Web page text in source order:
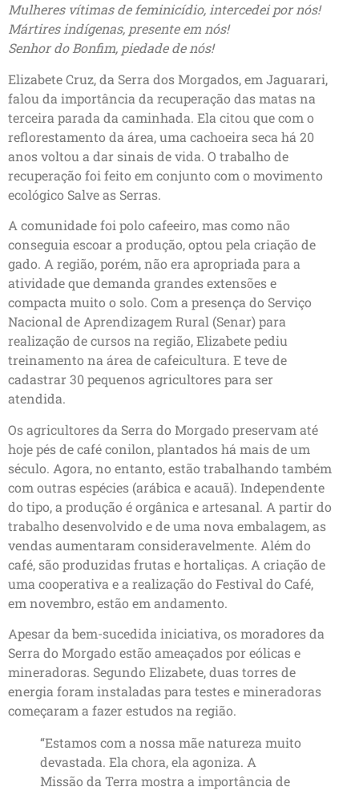
Mulheres vítimas de feminicídio, intercedei por nós!
Mártires indígenas, presente em nós!
Senhor do Bonfim, piedade de nós!
Elizabete Cruz, da Serra dos Morgados, em Jaguarari,
falou da importância da recuperação das matas na
terceira parada da caminhada. Ela citou que com o
reflorestamento da área, uma cachoeira seca há 20
anos voltou a dar sinais de vida. O trabalho de
recuperação foi feito em conjunto com o movimento
ecológico Salve as Serras.
A comunidade foi polo cafeeiro, mas como não
conseguia escoar a produção, optou pela criação de
gado. A região, porém, não era apropriada para a
atividade que demanda grandes extensões e
compacta muito o solo. Com a presença do Serviço
Nacional de Aprendizagem Rural (Senar) para
realização de cursos na região, Elizabete pediu
treinamento na área de cafeicultura. E teve de
cadastrar 30 pequenos agricultores para ser
atendida.
Os agricultores da Serra do Morgado preservam até
hoje pés de café conilon, plantados há mais de um
século. Agora, no entanto, estão trabalhando também
com outras espécies (arábica e acauã). Independente
do tipo, a produção é orgânica e artesanal. A partir do
trabalho desenvolvido e de uma nova embalagem, as
vendas aumentaram consideravelmente. Além do
café, são produzidas frutas e hortaliças. A criação de
uma cooperativa e a realização do Festival do Café,
em novembro, estão em andamento.
Apesar da bem-sucedida iniciativa, os moradores da
Serra do Morgado estão ameaçados por eólicas e
mineradoras. Segundo Elizabete, duas torres de
energia foram instaladas para testes e mineradoras
começaram a fazer estudos na região.
“Estamos com a nossa mãe natureza muito
devastada. Ela chora, ela agoniza. A
Missão da Terra mostra a importância de